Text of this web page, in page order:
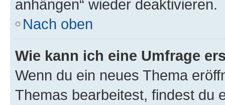
anhängen“ wieder deaktivieren.
Nach oben
Wie kann ich eine Umfrage
Wenn du ein neues Thema
Themas bearbeitest, findest du